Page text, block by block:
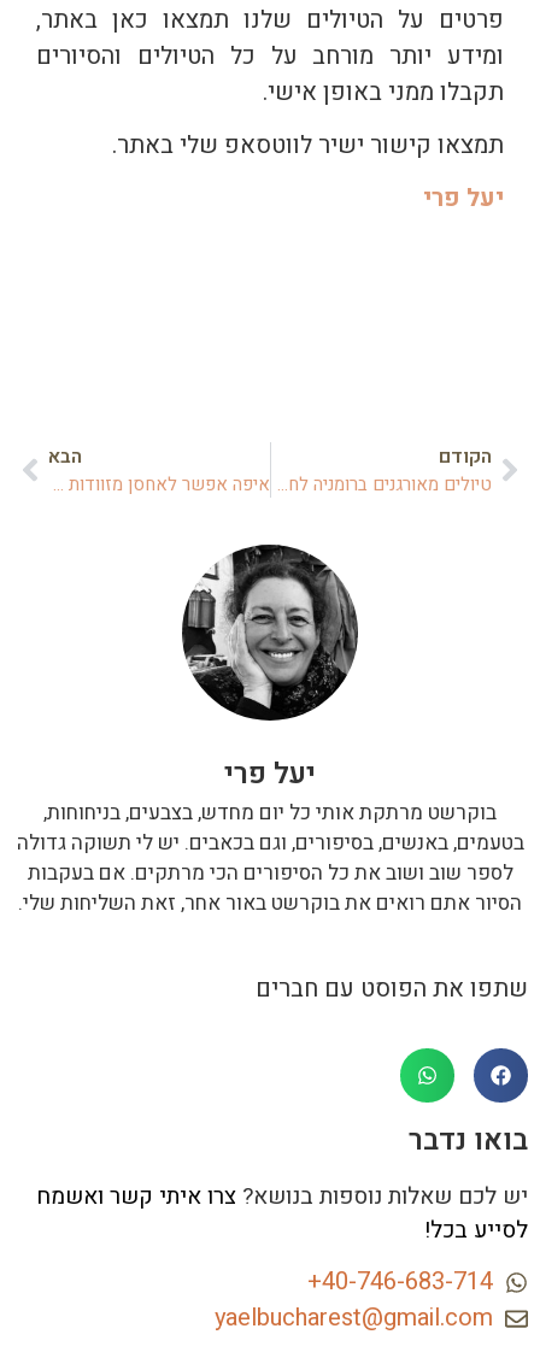
פרטים על הטיולים שלנו תמצאו כאן באתר,
ומידע יותר מורחב על כל הטיולים והסיורים
תקבלו ממני באופן אישי.
תמצאו קישור ישיר לווטסאפ שלי באתר.
יעל פרי
הקודם
טיולים מאורגנים ברומניה לחברות וקבוצות
הבא
איפה אפשר לאחסן מזוודות בבוקרשט?
יעל פרי
בוקרשט מרתקת אותי כל יום מחדש, בצבעים, בניחוחות,
בטעמים, באנשים, בסיפורים, וגם בכאבים. יש לי תשוקה גדולה
לספר שוב ושוב את כל הסיפורים הכי מרתקים. אם בעקבות
הסיור אתם רואים את בוקרשט באור אחר, זאת השליחות שלי.
שתפו את הפוסט עם חברים
בואו נדבר
יש לכם שאלות נוספות בנושא? צרו איתי קשר ואשמח
לסייע בכל!
40-746-683-714+
yaelbucharest@gmail.com